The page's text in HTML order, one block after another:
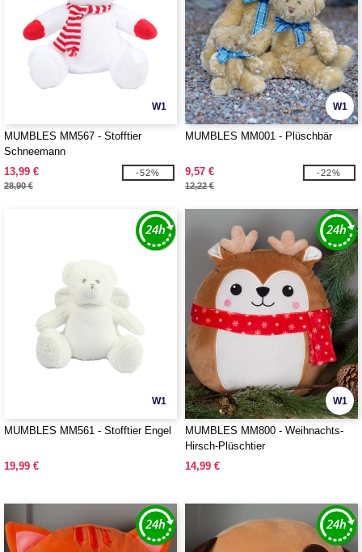
W1
MUMBLES MM567 - Stofftier
Schneemann
13,99 €
28,90 €
-52%
W1
MUMBLES MM001 - Plüschbär
9,57 €
12,22 €
-22%
W1
MUMBLES MM561 - Stofftier Engel
19,99 €
W1
MUMBLES MM800 - Weihnachts-
Hirsch-Plüschtier
14,99 €